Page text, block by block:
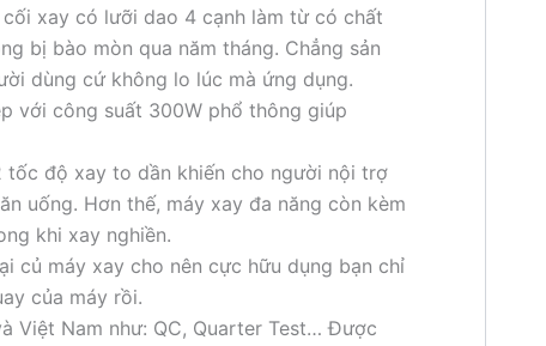
xay có lưỡi dao 4 cạnh làm từ có chất
bị bào mòn qua năm tháng. Chẳng sản
dùng cứ không lo lúc mà ứng dụng.
với công suất 300W phổ thông giúp
tốc độ xay to dần khiến cho người nội trợ
uống. Hơn thế, máy xay đa năng còn kèm
khi xay nghiền.
củ máy xay cho nên cực hữu dụng bạn chỉ
của máy rồi.
Việt Nam như: QC, Quarter Test… Được